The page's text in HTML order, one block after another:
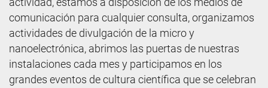
comunicación para cualquier consulta, organizamos
actividades de divulgación de la micro y
nanoelectrónica, abrimos las puertas de nuestras
instalaciones cada mes y participamos en los
grandes eventos de cultura científica que se celebran